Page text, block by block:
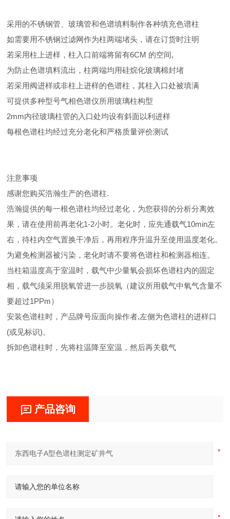
采用的不锈钢管、玻璃管和色谱填料制作各种填充色谱柱
如需要用不锈钢过滤网作为柱两端堵头，请在订货时注明
若采用柱上进样，柱入口前端将留有6CM 的空间,
为防止色谱填料流出，柱两端均用硅烷化玻璃棉封堵
若采用阀进样或非柱上进样的色谱柱，其柱入口处被填满
可提供多种型号气相色谱仪所用玻璃柱构型
2mm内径玻璃柱管的入口处均设有斜面以利进样
每根色谱柱均经过充分老化和严格质量评价测试
注意事项
感谢您购买浩瀚生产的色谱柱.
浩瀚提供的每一根色谱柱均经过老化，为您获得的分析分离效
果，请在使用前再老化1-2小时。老化时，应先通载气10min左
右，待柱内空气置换干净后，再用程序升温升至使用温度老化。
为避免检测器被污染，老化时请不要将色谱柱和检测器相连。
当柱箱温度高于室温时，载气中少量氧会损坏色谱柱内的固定
相，载气须采用脱氧管进一步脱氧（建议所用载气中氧气含量不
要超过1PPm）
安装色谱柱时，产品牌号应面向操作者,左侧为色谱柱的进样口
(或见标识)。
拆卸色谱柱时，先将柱温降至室温，然后再关载气
产品咨询